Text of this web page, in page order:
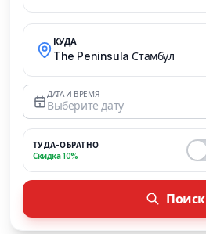
КУДА
The Peninsula Стамбул
ДАТА И ВРЕМЯ
Выберите дату
ТУДА-ОБРАТНО
Скидка 10%
Поиск